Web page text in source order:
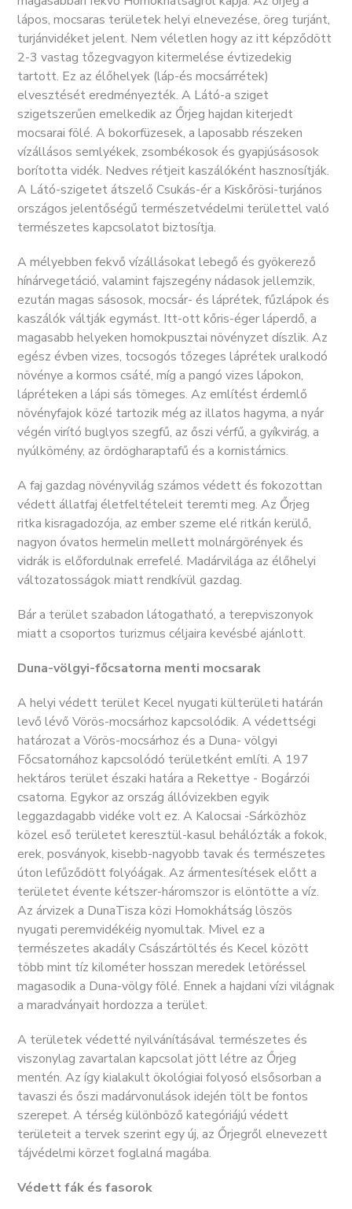
lápos, mocsaras területek helyi elnevezése, öreg turjánt,
turjánvidéket jelent. Nem véletlen hogy az itt képződött
2-3 vastag tőzegvagyon kitermelése évtizedekig
tartott. Ez az élőhelyek (láp-és mocsárrétek)
elvesztését eredményezték. A Látó-a sziget
szigetszerűen emelkedik az Őrjeg hajdan kiterjedt
mocsarai fölé. A bokorfüzesek, a laposabb részeken
vízállásos semlyékek, zsombékosok és gyapjúsásosok
borította vidék. Nedves rétjeit kaszálóként hasznosítják.
A Látó-szigetet átszelő Csukás-ér a Kiskőrösi-turjános
országos jelentőségű természetvédelmi területtel való
természetes kapcsolatot biztosítja.
A mélyebben fekvő vízállásokat lebegő és gyökerező
hínárvegetáció, valamint fajszegény nádasok jellemzik,
ezután magas sásosok, mocsár- és láprétek, fűzlápok és
kaszálók váltják egymást. Itt-ott kőris-éger láperdő, a
magasabb helyeken homokpusztai növényzet díszlik. Az
egész évben vizes, tocsogós tőzeges láprétek uralkodó
növénye a kormos csáté, míg a pangó vizes lápokon,
lápréteken a lápi sás tömeges. Az említést érdemlő
növényfajok közé tartozik még az illatos hagyma, a nyár
végén virító buglyos szegfű, az őszi vérfű, a gyíkvirág, a
nyúlkömény, az ördögharaptafű és a kornistárnics.
A faj gazdag növényvilág számos védett és fokozottan
védett állatfaj életfeltételeit teremti meg. Az Őrjeg
ritka kisragadozója, az ember szeme elé ritkán kerülő,
nagyon óvatos hermelin mellett molnárgörények és
vidrák is előfordulnak errefelé. Madárvilága az élőhelyi
változatosságok miatt rendkívül gazdag.
Bár a terület szabadon látogatható, a terepviszonyok
miatt a csoportos turizmus céljaira kevésbé ajánlott.
Duna-völgyi-főcsatorna menti mocsarak
A helyi védett terület Kecel nyugati külterületi határán
levő lévő Vörös-mocsárhoz kapcsolódik. A védettségi
határozat a Vörös-mocsárhoz és a Duna- völgyi
Főcsatornához kapcsolódó területként említi. A 197
hektáros terület északi határa a Rekettye - Bogárzói
csatorna. Egykor az ország állóvizekben egyik
leggazdagabb vidéke volt ez. A Kalocsai -Sárközhöz
közel eső területet keresztül-kasul behálózták a fokok,
erek, posványok, kisebb-nagyobb tavak és természetes
úton lefűződött folyóágak. Az ármentesítések előtt a
területet évente kétszer-háromszor is elöntötte a víz.
Az árvizek a DunaTisza közi Homokhátság löszös
nyugati peremvidékéig nyomultak. Mivel ez a
természetes akadály Császártöltés és Kecel között 
több mint tíz kilométer hosszan meredek letöréssel
magasodik a Duna-völgy fölé. Ennek a hajdani vízi világnak
a maradványait hordozza a terület.
A területek védetté nyilvánításával természetes és
viszonylag zavartalan kapcsolat jött létre az Őrjeg
mentén. Az így kialakult ökológiai folyosó elsősorban a
tavaszi és őszi madárvonulások idején tölt be fontos
szerepet. A térség különböző kategóriájú védett
területeit a tervek szerint egy új, az Őrjegről elnevezett
tájvédelmi körzet foglalná magába.
Védett fák és fasorok